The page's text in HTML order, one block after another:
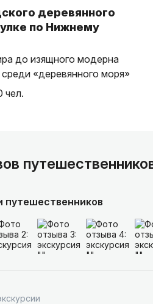
деревянного
по Нижнему
до изящного модерна
«деревянного моря»
чел.
путешественников